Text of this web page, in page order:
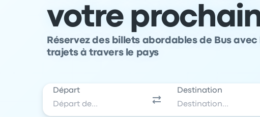
votre
Réservez des billets abordables de Bus
trajets à travers le pays
Départ Destination